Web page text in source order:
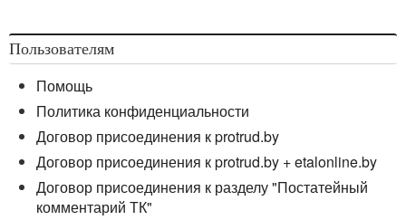
Пользователям
Помощь
Политика конфиденциальности
Договор присоединения к protrud.by
Договор присоединения к protrud.by + etalonline.by
Договор присоединения к разделу "Постатейный
комментарий ТК"